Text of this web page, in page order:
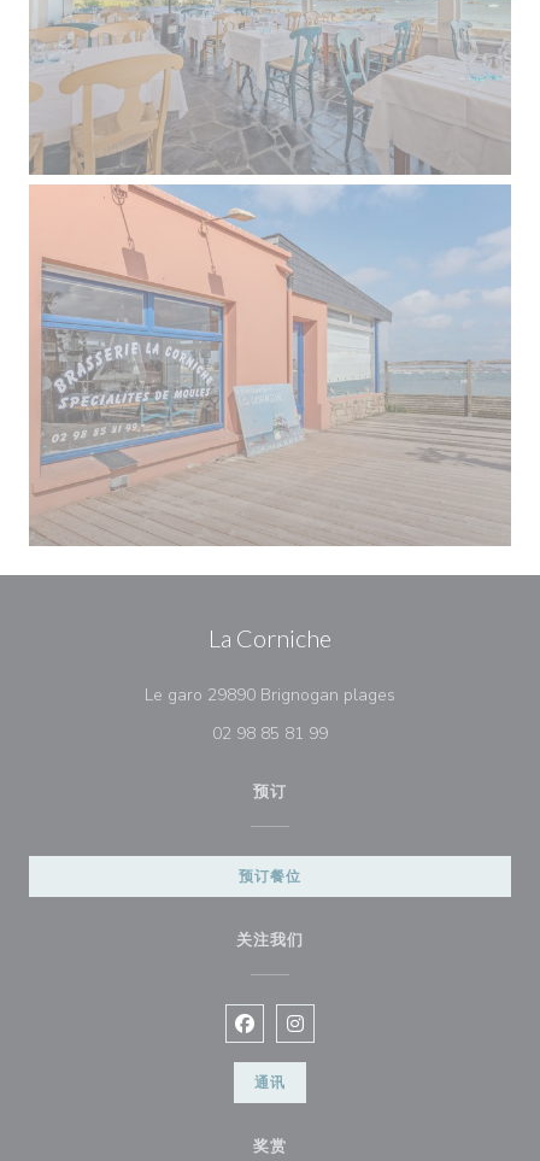
La Corniche
Le garo 29890 Brignogan plages
02 98 85 81 99
预订
预订餐位
关注我们
Facebook ((在新窗口中打开))
Instagram ((在新窗口中打开))
通讯
奖赏